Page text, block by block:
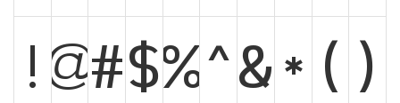
! @#$%^& * ( )